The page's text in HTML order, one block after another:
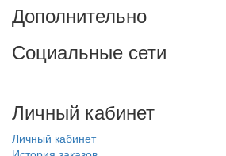
Дополнительно
Социальные сети
Личный кабинет
Личный кабинет